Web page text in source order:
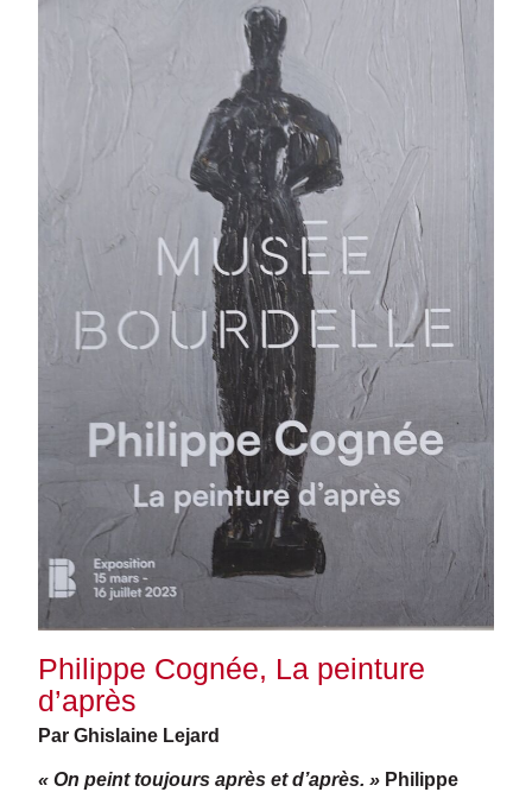
Philippe Cognée, La peinture
d’après
Par Ghislaine Lejard
« On peint toujours après et d’après. » Philippe